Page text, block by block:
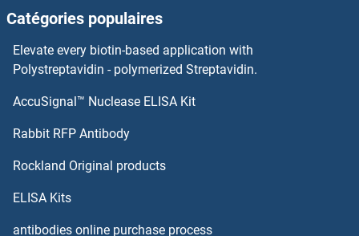
ENOX2 Kits ELISA
EPH Receptor A4 Kits ELISA
EPH Receptor A6 Kits ELISA
EPH Receptor A7 Kits ELISA
Catégories populaires
Elevate every biotin-based application with
Polystreptavidin - polymerized Streptavidin.
AccuSignal™ Nuclease ELISA Kit
Rabbit RFP Antibody
Rockland Original products
ELISA Kits
antibodies online purchase process